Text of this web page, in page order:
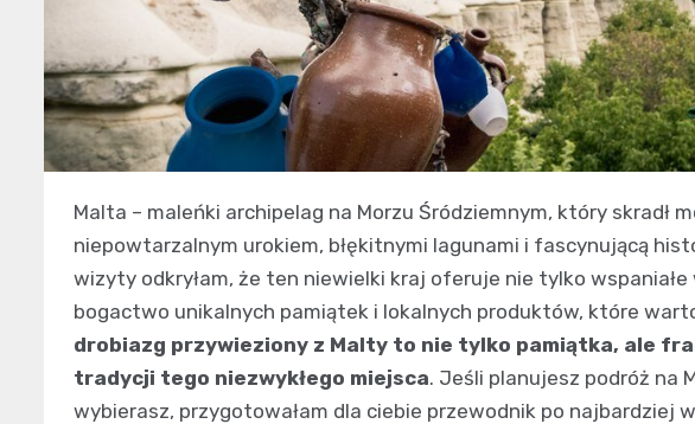
Malta – maleńki archipelag na Morzu Śródziemnym, który skradł
niepowtarzalnym urokiem, błękitnymi lagunami i fascynującą
wizyty odkryłam, że ten niewielki kraj oferuje nie tylko
bogactwo unikalnych pamiątek i lokalnych produktów, które
drobiazg przywieziony z Malty to nie tylko pamiątka, ale
tradycji tego niezwykłego miejsca. Jeśli planujesz podróż na
wybierasz, przygotowałam dla ciebie przewodnik po najbardziej